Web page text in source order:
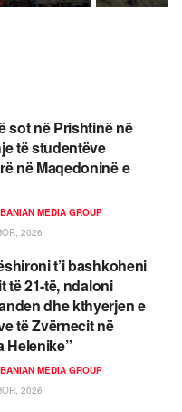
sot në Prishtinë në
të studentëve
në Maqedoninë e
MEDIA GROUP
2026
t’i bashkoheni
të 21-të, ndaloni
dhe kthyerjen e
të Zvërnecit në
Helenike”
MEDIA GROUP
2026